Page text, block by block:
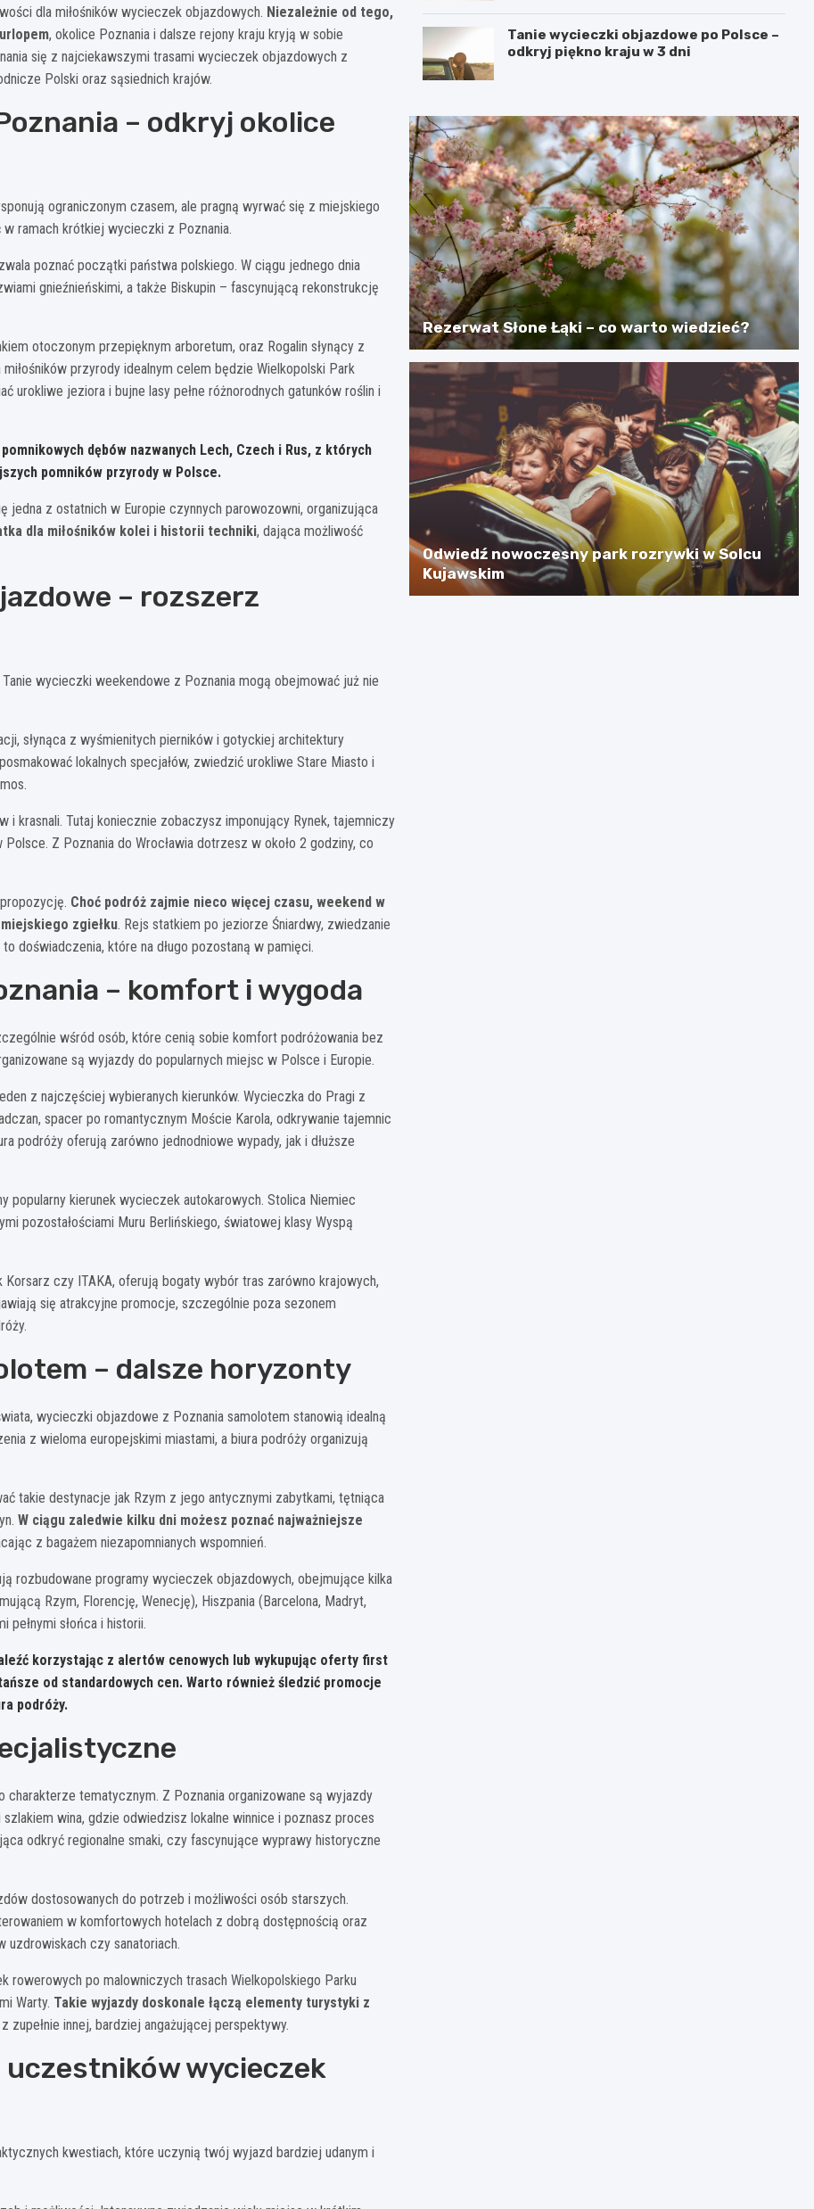
dla miłośników wycieczek objazdowych. Niezależnie od tego,
, okolice Poznania i dalsze rejony kraju kryją w sobie
się z najciekawszymi trasami wycieczek objazdowych z
Polski oraz sąsiednich krajów.
– odkryj okolice
ograniczonym czasem, ale pragną wyrwać się z miejskiego
ramach krótkiej wycieczki z Poznania.
poznać początki państwa polskiego. W ciągu jednego dnia
gnieźnieńskimi, a także Biskupin – fascynującą rekonstrukcję
otoczonym przepięknym arboretum, oraz Rogalin słynący z
przyrody idealnym celem będzie Wielkopolski Park
jeziora i bujne lasy pełne różnorodnych gatunków roślin i
dębów nazwanych Lech, Czech i Rus, z których
pomników przyrody w Polsce.
z ostatnich w Europie czynnych parowozowni, organizująca
dla miłośników kolei i historii techniki, dająca możliwość
– rozszerz
wycieczki weekendowe z Poznania mogą obejmować już nie
słynąca z wyśmienitych pierników i gotyckiej architektury
lokalnych specjałów, zwiedzić urokliwe Stare Miasto i
i krasnali. Tutaj koniecznie zobaczysz imponujący Rynek, tajemniczy
Z Poznania do Wrocławia dotrzesz w około 2 godziny, co
Choć podróż zajmie nieco więcej czasu, weekend w
zgiełku. Rejs statkiem po jeziorze Śniardwy, zwiedzanie
doświadczenia, które na długo pozostaną w pamięci.
– komfort i wygoda
wśród osób, które cenią sobie komfort podróżowania bez
są wyjazdy do popularnych miejsc w Polsce i Europie.
z najczęściej wybieranych kierunków. Wycieczka do Pragi z
spacer po romantycznym Moście Karola, odkrywanie tajemnic
podróży oferują zarówno jednodniowe wypady, jak i dłuższe
popularny kierunek wycieczek autokarowych. Stolica Niemiec
pozostałościami Muru Berlińskiego, światowej klasy Wyspą
Korsarz czy ITAKA, oferują bogaty wybór tras zarówno krajowych,
się atrakcyjne promocje, szczególnie poza sezonem
– dalsze horyzonty
wycieczki objazdowe z Poznania samolotem stanowią idealną
z wieloma europejskimi miastami, a biura podróży organizują
takie destynacje jak Rzym z jego antycznymi zabytkami, tętniąca
W ciągu zaledwie kilku dni możesz poznać najważniejsze
z bagażem niezapomnianych wspomnień.
rozbudowane programy wycieczek objazdowych, obejmujące kilka
Rzym, Florencję, Wenecję), Hiszpania (Barcelona, Madryt,
słońca i historii.
korzystając z alertów cenowych lub wykupując oferty first
od standardowych cen. Warto również śledzić promocje
podróży.
tematycznym. Z Poznania organizowane są wyjazdy
wina, gdzie odwiedzisz lokalne winnice i poznasz proces
odkryć regionalne smaki, czy fascynujące wyprawy historyczne
dostosowanych do potrzeb i możliwości osób starszych.
w komfortowych hotelach z dobrą dostępnością oraz
czy sanatoriach.
rowerowych po malowniczych trasach Wielkopolskiego Parku
Warty. Takie wyjazdy doskonale łączą elementy turystyki z
zupełnie innej, bardziej angażującej perspektywy.
wycieczek
kwestiach, które uczynią twój wyjazd bardziej udanym i
Tanie wycieczki objazdowe po Polsce –
odkryj piękno kraju w 3 dni
Rezerwat Słone Łąki – co warto wiedzieć?
Odwiedź nowoczesny park rozrywki w Solcu
Kujawskim